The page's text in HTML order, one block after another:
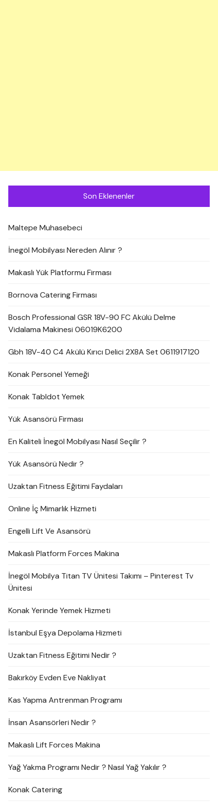
Son Eklenenler
Maltepe Muhasebeci
İnegöl Mobilyası Nereden Alınır ?
Makaslı Yük Platformu Firması
Bornova Catering Firması
Bosch Professional GSR 18V-90 FC Akülü Delme
Vidalama Makinesi 06019K6200
Gbh 18V-40 C4 Akülü Kırıcı Delici 2X8A Set 0611917120
Konak Personel Yemeği
Konak Tabldot Yemek
Yük Asansörü Firması
En Kaliteli İnegöl Mobilyası Nasıl Seçilir ?
Yük Asansörü Nedir ?
Uzaktan Fitness Eğitimi Faydaları
Online İç Mimarlık Hizmeti
Engelli Lift Ve Asansörü
Makaslı Platform Forces Makina
İnegöl Mobilya Titan TV Ünitesi Takımı – Pinterest Tv
Ünitesi
Konak Yerinde Yemek Hizmeti
İstanbul Eşya Depolama Hizmeti
Uzaktan Fitness Eğitimi Nedir ?
Bakırköy Evden Eve Nakliyat
Kas Yapma Antrenman Programı
İnsan Asansörleri Nedir ?
Makaslı Lift Forces Makina
Yağ Yakma Programı Nedir ? Nasıl Yağ Yakılır ?
Konak Catering